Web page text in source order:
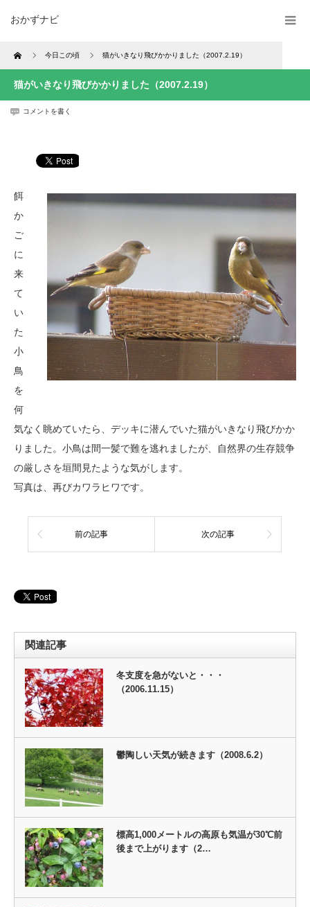
おかずナビ
Home 今日この頃 猫がいきなり飛びかかりました（2007.2.19）
猫がいきなり飛びかかりました（2007.2.19）
コメントを書く
餌
か
ご
に
来
て
い
た
小
鳥
を
何
気なく眺めていたら、デッキに潜んでいた猫がいきなり飛びかか
りました。小鳥は間一髪で難を逃れましたが、自然界の生存競争
の厳しさを垣間見たような気がします。
写真は、再びカワラヒワです。
前の記事 次の記事
関連記事
冬支度を急がないと・・・
（2006.11.15）
鬱陶しい天気が続きます（2008.6.2）
標高1,000メートルの高原も気温が30℃前
後まで上がります（2…